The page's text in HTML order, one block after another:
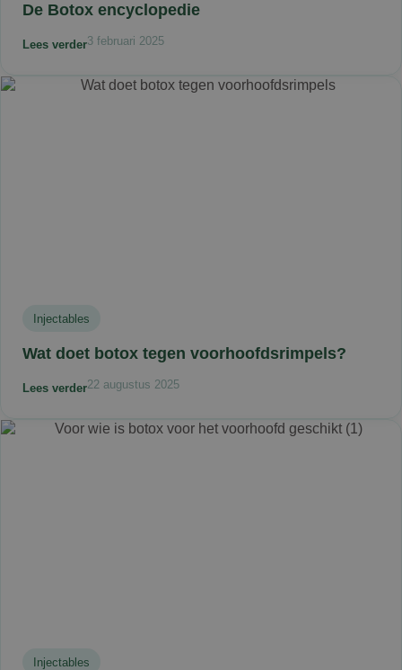
De Botox encyclopedie
Lees verder3 februari 2025
Injectables
Wat doet botox tegen voorhoofdsrimpels?
Lees verder22 augustus 2025
Injectables